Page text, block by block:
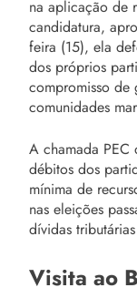
na aplicação de
candidatura,
feira (15), ela
dos próprios
compromisso de
comunidades
A chamada
débitos dos
mínima de
nas eleições
dívidas
Visita ao